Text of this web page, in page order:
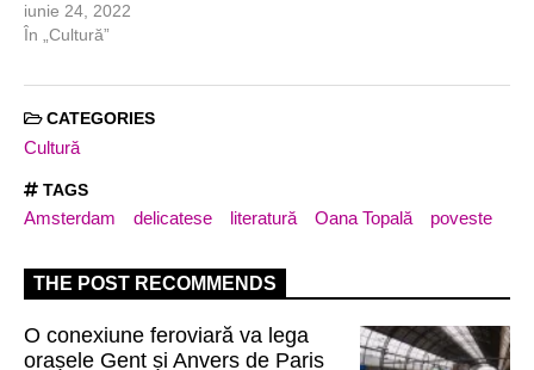
iunie 24, 2022
În „Cultură”
CATEGORIES
Cultură
TAGS
Amsterdam delicatese literatură Oana Topală poveste
THE POST RECOMMENDS
O conexiune feroviară va lega
orașele Gent și Anvers de Paris